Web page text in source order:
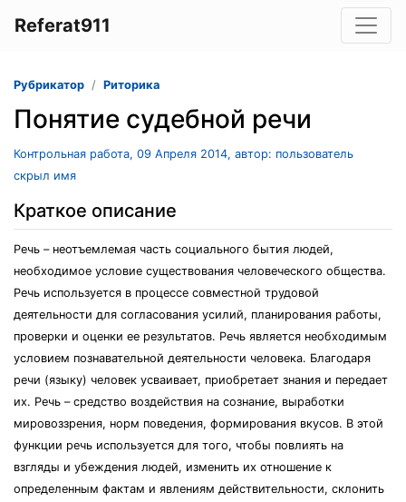
Referat911
Рубрикатор Риторика
Понятие судебной речи
Контрольная работа, 09 Апреля 2014, автор: пользователь
скрыл имя
Краткое описание
Речь – неотъемлемая часть социального бытия людей,
необходимое условие существования человеческого общества.
Речь используется в процессе совместной трудовой
деятельности для согласования усилий, планирования работы,
проверки и оценки ее результатов. Речь является необходимым
условием познавательной деятельности человека. Благодаря
речи (языку) человек усваивает, приобретает знания и передает
их. Речь – средство воздействия на сознание, выработки
мировоззрения, норм поведения, формирования вкусов. В этой
функции речь используется для того, чтобы повлиять на
взгляды и убеждения людей, изменить их отношение к
определенным фактам и явлениям действительности, склонить